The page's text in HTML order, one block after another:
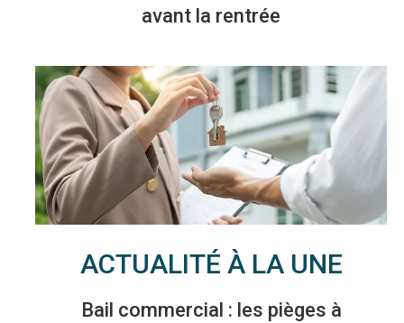
avant la rentrée
ACTUALITÉ À LA UNE
Bail commercial : les pièges à